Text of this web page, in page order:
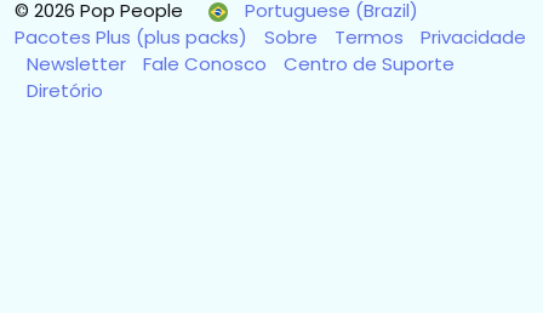
© 2026 Pop People
Portuguese (Brazil)
Pacotes Plus (plus packs)
Sobre Termos
Privacidade
Newsletter
Fale Conosco
Centro de Suporte
Diretório